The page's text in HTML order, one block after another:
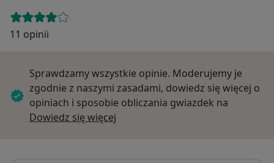
11 opinii
Sprawdzamy wszystkie opinie. Moderujemy je
zgodnie z naszymi zasadami, dowiedz się więcej o
opiniach i sposobie obliczania gwiazdek na
Dowiedz się więcej